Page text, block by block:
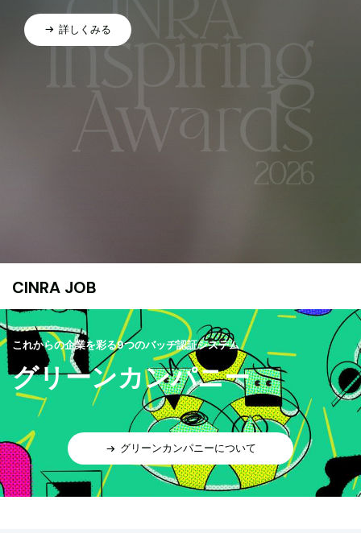
詳しくみる
CINRA JOB
これからの企業を彩る9つのバッヂ認証システム
グリーンカンパニー
グリーンカンパニーについて